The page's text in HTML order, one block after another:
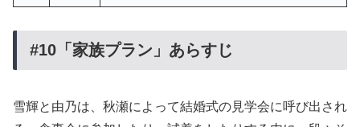
#10「家族プラン」あらすじ
雪輝と由乃は、秋瀬によって結婚式の見学会に呼び出され